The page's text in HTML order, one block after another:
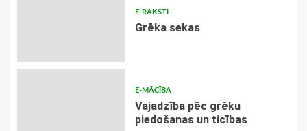
E-RAKSTI
Grēka sekas
E-MĀCĪBA
Vajadzība pēc grēku
piedošanas un ticības